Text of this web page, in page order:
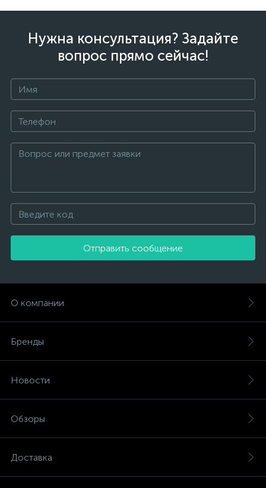
Нужна консультация? Задайте
вопрос прямо сейчас!
Отправить сообщение
О компании
Бренды
Новости
Обзоры
Доставка